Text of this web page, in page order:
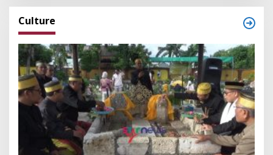
Culture